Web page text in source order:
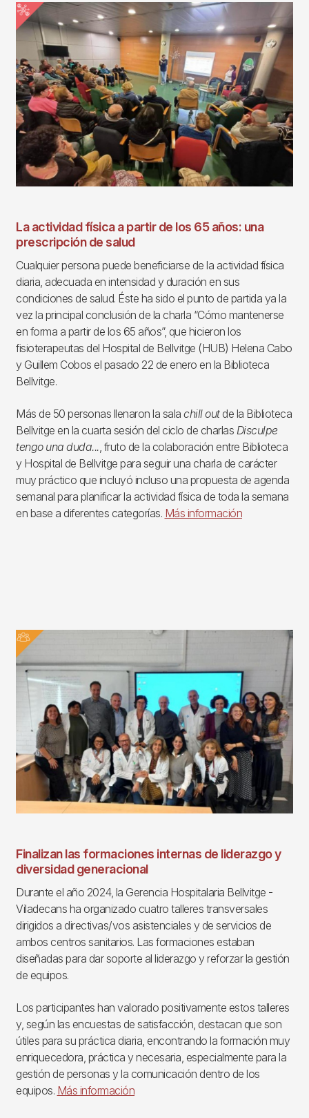
La actividad física a partir de los 65 años: una
prescripción de salud
Cualquier persona puede beneficiarse de la actividad física
diaria, adecuada en intensidad y duración en sus
condiciones de salud. Éste ha sido el punto de partida ya la
vez la principal conclusión de la charla “Cómo mantenerse
en forma a partir de los 65 años”, que hicieron los
fisioterapeutas del Hospital de Bellvitge (HUB) Helena Cabo
y Guillem Cobos el pasado 22 de enero en la Biblioteca
Bellvitge.
Más de 50 personas llenaron la sala chill outde la Biblioteca
Bellvitge en la cuarta sesión del ciclo de charlas Disculpe
tengo una duda... , fruto de la colaboración entre Biblioteca
y Hospital de Bellvitge para seguir una charla de carácter
muy práctico que incluyó incluso una propuesta de agenda
semanal para planificar la actividad física de toda la semana
en base a diferentes categorías. Más información
Finalizan las formaciones internas de liderazgo y
diversidad generacional
Durante el año 2024, la Gerencia Hospitalaria Bellvitge -
Viladecans ha organizado cuatro talleres transversales
dirigidos a directivas/vos asistenciales y de servicios de
ambos centros sanitarios. Las formaciones estaban
diseñadas para dar soporte al liderazgo y reforzar la gestión
de equipos.
Los participantes han valorado positivamente estos talleres
y, según las encuestas de satisfacción, destacan que son
útiles para su práctica diaria, encontrando la formación muy
enriquecedora, práctica y necesaria, especialmente para la
gestión de personas y la comunicación dentro de los
equipos. Más información